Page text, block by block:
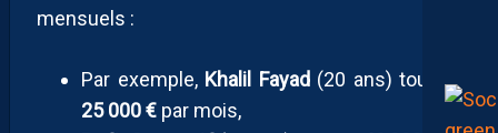
mensuels :
Par exemple, Khalil Fayad(20 ans) touche
25 000 € par mois,